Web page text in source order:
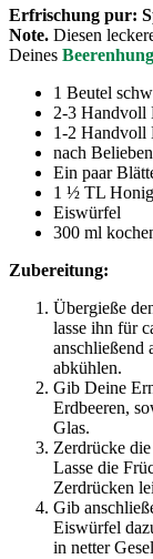
Erfrischung pur:
Note. Diesen
Deines
1 Beutel
2-3 Handvoll
1-2 Handvoll
nach
Ein paar
1 ½ TL Honig
Eiswürfel
300 ml
Zubereitung:
Übergieße
lasse ihn für
anschließend
abkühlen.
Gib Deine
Erdbeeren,
Glas.
Zerdrücke
Lasse die
Zerdrücken
Gib
Eiswürfel
in netter